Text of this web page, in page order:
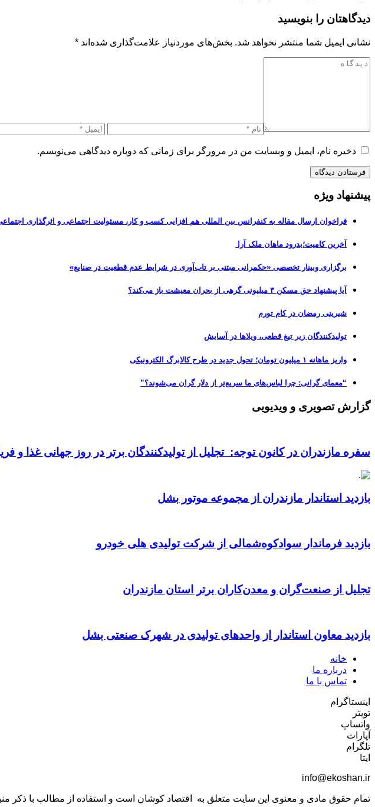
دیدگاهتان را بنویسید
نشانی ایمیل شما منتشر نخواهد شد. بخش‌های موردنیاز علامت‌گذاری شده‌اند *
ذخیره نام، ایمیل و وبسایت من در مرورگر برای زمانی که دوباره دیدگاهی می‌نویسم.
پیشنهاد ویژه
فراخوان ارسال مقاله به کنفرانس بین المللی هم افزایی کسب و کار، مسئولیت اجتماعی و اثرگذاری
آخرین کامیت؛بدرود ماهان ملک آرا
برگزاری وبینار تخصصی «حکمرانی مبتنی بر تاب‌آوری در شرایط عدم قطعیت در صنایع»
آیا پیشنهاد حق مسکن ۳ میلیونی گرهی از بحران معیشت باز می‌کند؟
شیرینی رمضان در کام تورم
تولیدکنندگان زیر تیغ قطعی، ویلاها در آسایش
واریز ماهانه ۱ میلیون تومان؛ تحول جدید در طرح کالابرگ الکترونیکی
“معمای گرانی: چرا لباس‌های ما سریع‌تر از دلار گران می‌شوند؟”
گزارش تصویری و ویدیویی
سفره مازندران در کانون توجه: تجلیل از تولیدکنندگان برتر در روز جهانی غذا و
بازدید استاندار مازندران از مجموعه موتور بشل
بازدید فرماندار سوادکوه‌شمالی از شرکت تولیدی هلی خودرو
تجلیل از صنعت‌گران و معدن‌کاران برتر استان مازندران
بازدید معاون استاندار از واحدهای تولیدی در شهرک صنعتی بشل
خانه
درباره ما
تماس با ما
اینستاگرام
تویتر
واتساپ
آپارات
تلگرام
ایتا
info@ekoshan.ir
تمام حقوق مادی و معنوی این سایت متعلق به اقتصاد کوشان است و استفاده از مطالب با ذکر